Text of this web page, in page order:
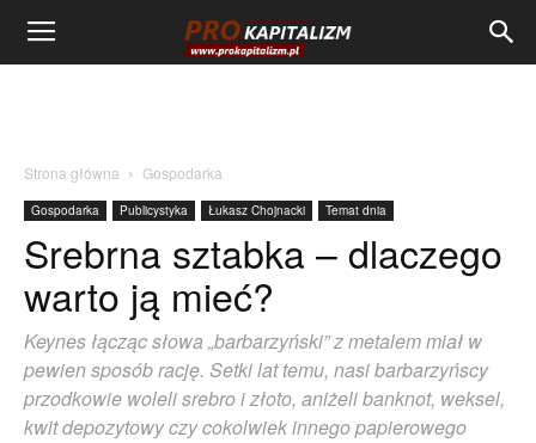
Strona główna Gospodarka
Gospodarka Publicystyka Łukasz Chojnacki Temat dnia
Srebrna sztabka – dlaczego
warto ją mieć?
Keynes łącząc słowa „barbarzyński” z metalem miał w
pewien sposób rację. Setki lat temu, nasi barbarzyńscy
przodkowie woleli srebro i złoto, aniżeli banknot, weksel,
kwit depozytowy czy cokolwiek innego papierowego